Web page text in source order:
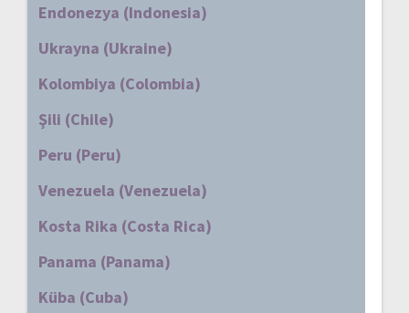
Endonezya (Indonesia)
Ukrayna (Ukraine)
Kolombiya (Colombia)
Şili (Chile)
Peru (Peru)
Venezuela (Venezuela)
Kosta Rika (Costa Rica)
Panama (Panama)
Küba (Cuba)